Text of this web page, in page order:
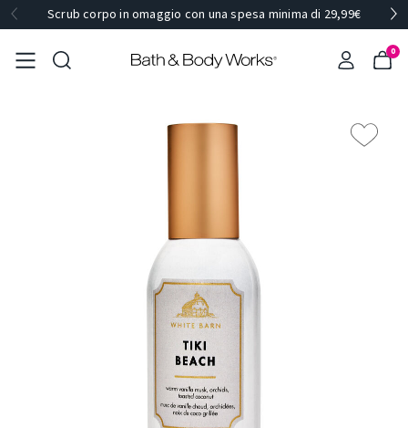
Scrub corpo in omaggio con una spesa minima di 29,99€
0